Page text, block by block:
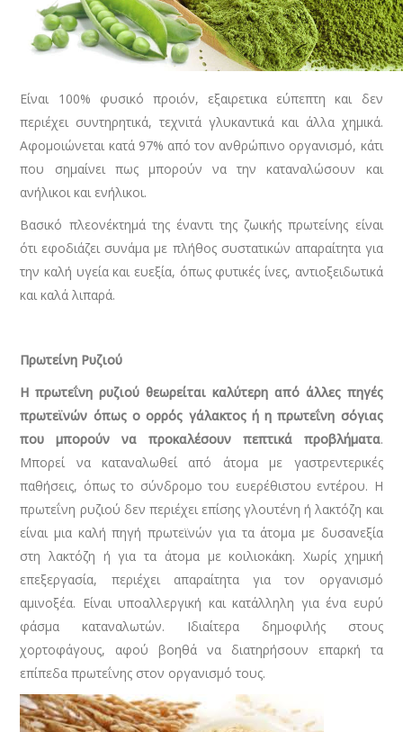
Είναι 100% φυσικό προιόν, εξαιρετικα εύπεπτη και δεν
περιέχει συντηρητικά, τεχνιτά γλυκαντικά και άλλα χημικά.
Αφομοιώνεται κατά 97% από τον ανθρώπινο οργανισμό, κάτι
που σημαίνει πως μπορούν να την καταναλώσουν και
ανήλικοι και ενήλικοι.
Βασικό πλεονέκτημά της έναντι της ζωικής πρωτείνης είναι
ότι εφοδιάζει συνάμα με πλήθος συστατικών απαραίτητα για
την καλή υγεία και ευεξία, όπως φυτικές ίνες, αντιοξειδωτικά
και καλά λιπαρά.
Πρωτείνη Ρυζιού
Η πρωτεΐνη ρυζιού θεωρείται καλύτερη από άλλες πηγές
πρωτεϊνών όπως ο ορρός γάλακτος ή η πρωτεΐνη σόγιας
που μπορούν να προκαλέσουν πεπτικά προβλήματα.
Μπορεί να καταναλωθεί από άτομα με γαστρεντερικές
παθήσεις, όπως το σύνδρομο του ευερέθιστου εντέρου. Η
πρωτεΐνη ρυζιού δεν περιέχει επίσης γλουτένη ή λακτόζη και
είναι μια καλή πηγή πρωτεϊνών για τα άτομα με δυσανεξία
στη λακτόζη ή για τα άτομα με κοιλιοκάκη. Χωρίς χημική
επεξεργασία, περιέχει απαραίτητα για τον οργανισμό
αμινοξέα. Είναι υποαλλεργική και κατάλληλη για ένα ευρύ
φάσμα καταναλωτών. Ιδιαίτερα δημοφιλής στους
χορτοφάγους, αφού βοηθά να διατηρήσουν επαρκή τα
επίπεδα πρωτεΐνης στον οργανισμό τους.